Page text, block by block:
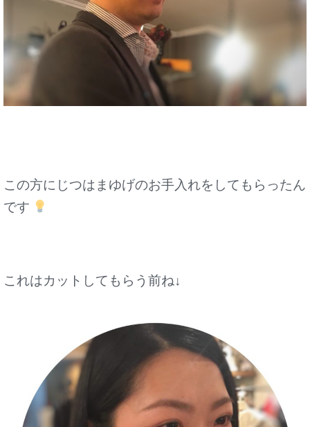
この方にじつはまゆげのお手入れをしてもらったん
です
これはカットしてもらう前ね↓